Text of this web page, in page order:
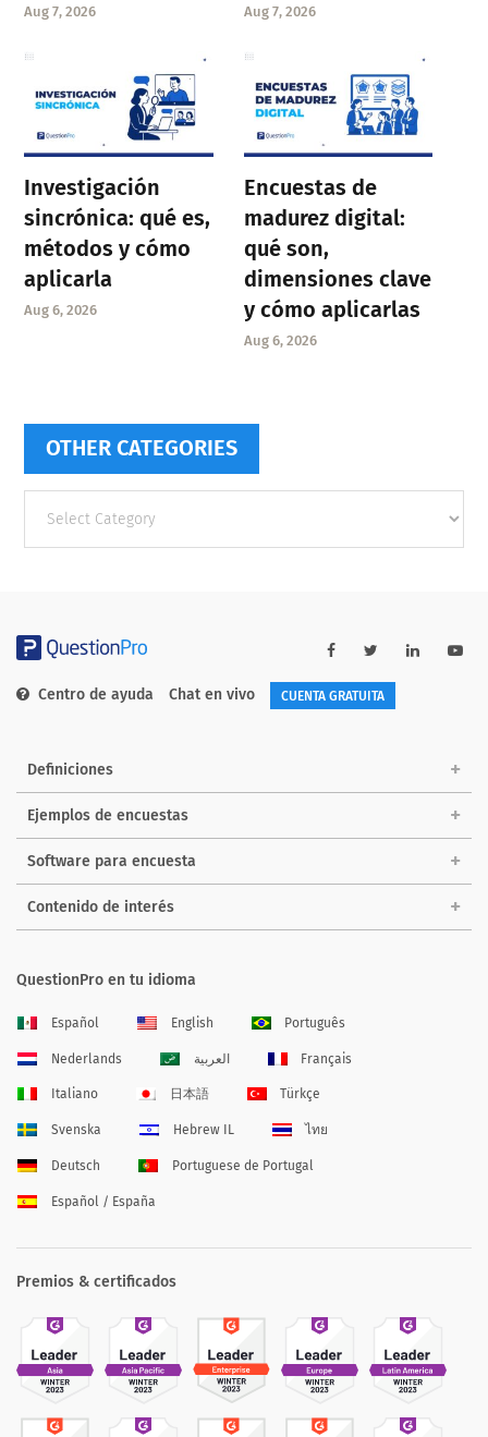
Aug 7, 2026 Aug 7, 2026
Investigación
sincrónica: qué es,
métodos y cómo
aplicarla
Aug 6, 2026
Encuestas de
madurez digital:
qué son,
dimensiones clave
y cómo aplicarlas
Aug 6, 2026
OTHER CATEGORIES
categories
Centro de ayuda Chat en vivo CUENTA GRATUITA
Definiciones
Ejemplos de encuestas
Software para encuesta
Contenido de interés
QuestionPro en tu idioma
Español English Português
Nederlands العربية Français
Italiano 日本語 Türkçe
Svenska Hebrew IL ไทย
Deutsch Portuguese de Portugal
Español / España
Premios & certificados